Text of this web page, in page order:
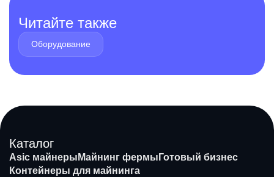
Читайте также
Оборудование
Каталог
Asic майнеры Майнинг фермы Готовый бизнес
Контейнеры для майнинга